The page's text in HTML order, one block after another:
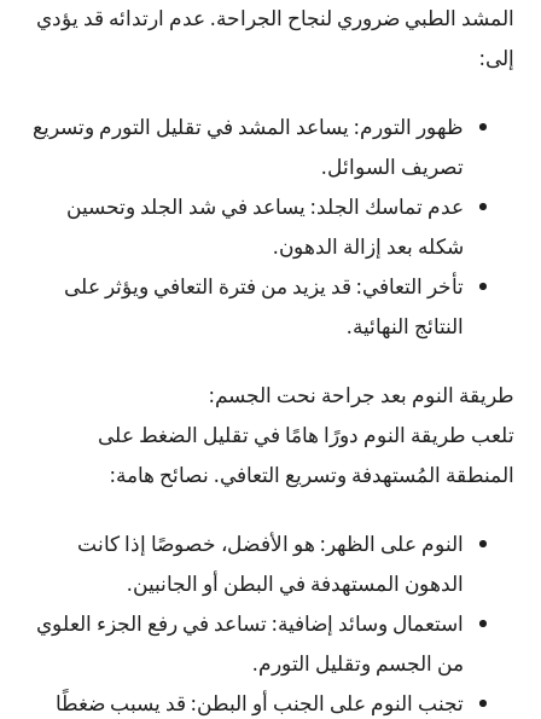
المشد الطبي ضروري لنجاح الجراحة. عدم ارتدائه قد يؤدي
إلى:
ظهور التورم: يساعد المشد في تقليل التورم وتسريع
تصريف السوائل.
عدم تماسك الجلد: يساعد في شد الجلد وتحسين
شكله بعد إزالة الدهون.
تأخر التعافي: قد يزيد من فترة التعافي ويؤثر على
النتائج النهائية.
طريقة النوم بعد جراحة نحت الجسم:
تلعب طريقة النوم دورًا هامًا في تقليل الضغط على
المنطقة المُستهدفة وتسريع التعافي. نصائح هامة:
النوم على الظهر: هو الأفضل، خصوصًا إذا كانت
الدهون المستهدفة في البطن أو الجانبين.
استعمال وسائد إضافية: تساعد في رفع الجزء العلوي
من الجسم وتقليل التورم.
تجنب النوم على الجنب أو البطن: قد يسبب ضغطًا